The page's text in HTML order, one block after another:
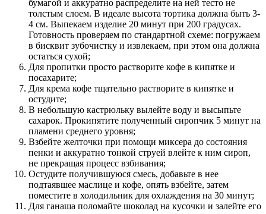
бумагой и аккуратно распределите на ней тесто не
толстым слоем. В идеале высота тортика должна быть 3-
4 см. Выпекаем изделие 20 минут при 200 градусах.
Готовность проверяем по стандартной схеме: погружаем
в бисквит зубочистку и извлекаем, при этом она должна
остаться сухой;
Для пропитки просто растворите кофе в кипятке и
посахарите;
Для крема кофе тщательно растворите в кипятке и
остудите;
В небольшую кастрюльку вылейте воду и высыпьте
сахарок. Прокипятите полученный сиропчик 5 минут на
пламени среднего уровня;
Взбейте желточки при помощи миксера до состояния
пенки и аккуратно тонкой струей влейте к ним сироп,
не прекращая процесс взбивания;
Остудите получившуюся смесь, добавьте в нее
подтаявшее маслице и кофе, опять взбейте, затем
поместите в холодильник для охлаждения на 30 минут;
Для ганаша поломайте шоколад на кусочки и залейте его